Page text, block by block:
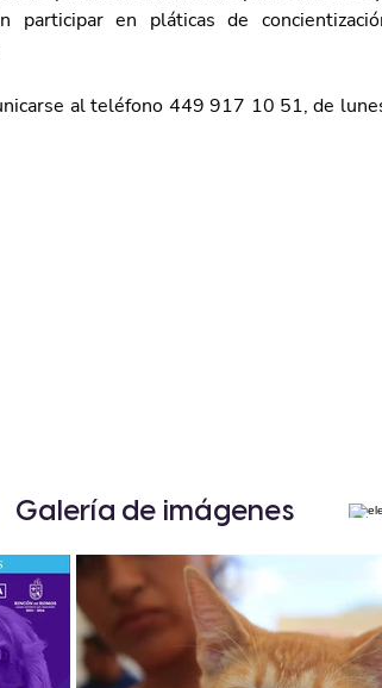
participar en pláticas de
al teléfono 449 917 10 51, de
Galería de imágenes